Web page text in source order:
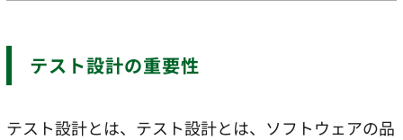
テスト設計の重要性
テスト設計とは、テスト設計とは、ソフトウェアの品